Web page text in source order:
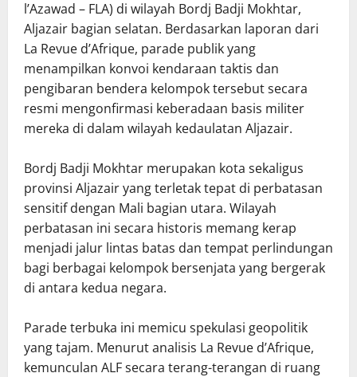
l’Azawad – FLA) di wilayah Bordj Badji Mokhtar,
Aljazair bagian selatan. Berdasarkan laporan dari
La Revue d’Afrique, parade publik yang
menampilkan konvoi kendaraan taktis dan
pengibaran bendera kelompok tersebut secara
resmi mengonfirmasi keberadaan basis militer
mereka di dalam wilayah kedaulatan Aljazair.
Bordj Badji Mokhtar merupakan kota sekaligus
provinsi Aljazair yang terletak tepat di perbatasan
sensitif dengan Mali bagian utara. Wilayah
perbatasan ini secara historis memang kerap
menjadi jalur lintas batas dan tempat perlindungan
bagi berbagai kelompok bersenjata yang bergerak
di antara kedua negara.
Parade terbuka ini memicu spekulasi geopolitik
yang tajam. Menurut analisis La Revue d’Afrique,
kemunculan ALF secara terang-terangan di ruang